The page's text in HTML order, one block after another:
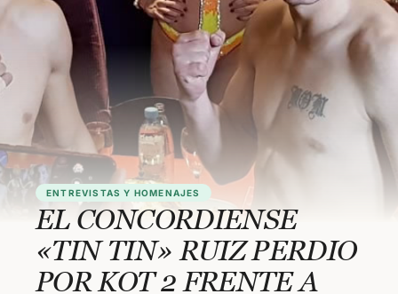
ENTREVISTAS Y HOMENAJES
EL CONCORDIENSE
«TIN TIN» RUIZ PERDIO
POR KOT 2 FRENTE A